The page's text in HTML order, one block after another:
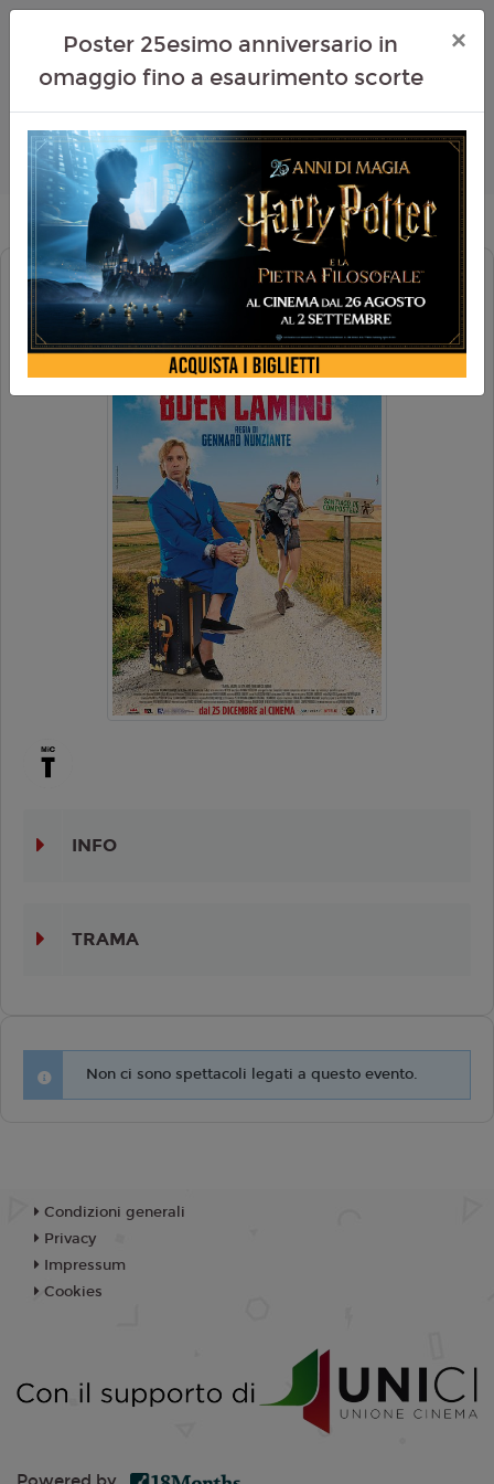
BUEN CAMINO
INFO
TRAMA
Non ci sono spettacoli legati a questo evento.
Poster 25esimo anniversario in
omaggio fino a esaurimento scorte
×
Condizioni generali
Privacy
Impressum
Cookies